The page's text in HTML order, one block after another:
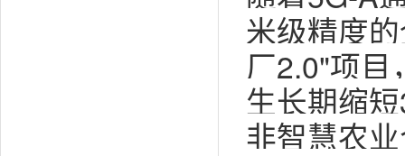
米级精度
厂2.0"项目
生长期缩
非智慧农